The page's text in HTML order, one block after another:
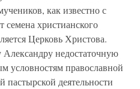
как известно с
семена христианского
Церковь Христова.
недостаточную
условностям православной
пастырской деятельности